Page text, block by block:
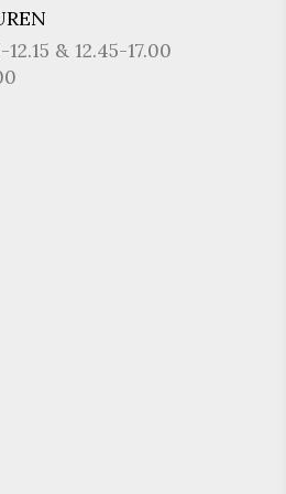
& 12.45-17.00